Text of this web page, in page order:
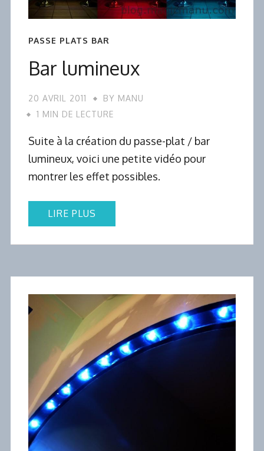
PASSE PLATS BAR
Bar lumineux
20 AVRIL 2011 BY MANU
1 MIN DE LECTURE
Suite à la création du passe-plat / bar
lumineux, voici une petite vidéo pour
montrer les effet possibles.
LIRE PLUS